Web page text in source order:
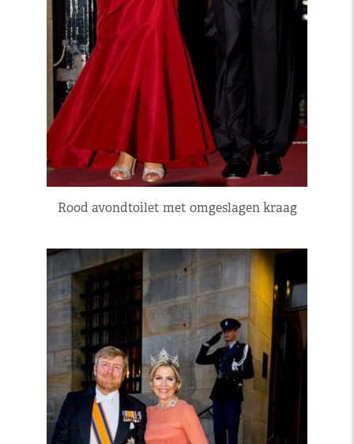
Rood avondtoilet met omgeslagen kraag